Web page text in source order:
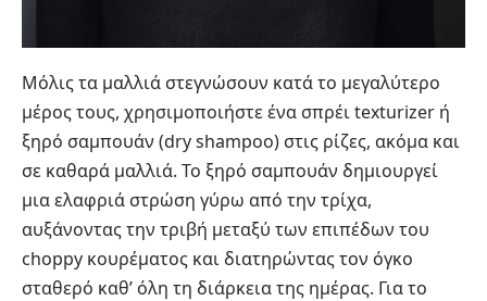
Μόλις τα μαλλιά στεγνώσουν κατά το μεγαλύτερο
μέρος τους, χρησιμοποιήστε ένα σπρέι texturizer ή
ξηρό σαμπουάν (dry shampoo) στις ρίζες, ακόμα και
σε καθαρά μαλλιά. Το ξηρό σαμπουάν δημιουργεί
μια ελαφριά στρώση γύρω από την τρίχα,
αυξάνοντας την τριβή μεταξύ των επιπέδων του
choppy κουρέματος και διατηρώντας τον όγκο
σταθερό καθ’ όλη τη διάρκεια της ημέρας. Για το